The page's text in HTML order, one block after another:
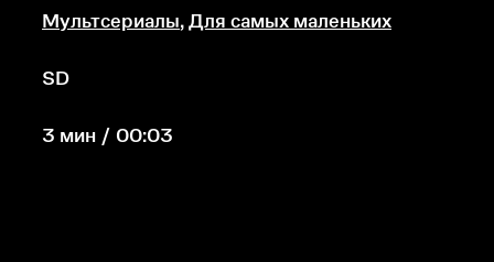
Мультсериалы, Для самых маленьких
SD
3 мин / 00:03